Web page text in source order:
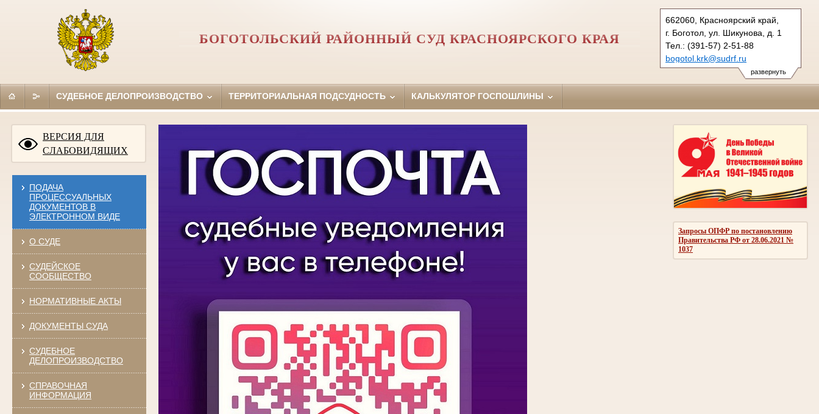
развернуть
662060, Красноярский край,
г. Боготол, ул. Шикунова, д. 1
Тел.: (391-57) 2-51-88
bogotol.krk@sudrf.ru
БОГОТОЛЬСКИЙ РАЙОННЫЙ СУД КРАСНОЯРСКОГО КРАЯ
СУДЕБНОЕ ДЕЛОПРОИЗВОДСТВО ТЕРРИТОРИАЛЬНАЯ ПОДСУДНОСТЬ КАЛЬКУЛЯТОР ГОСПОШЛИНЫ
ВЕРСИЯ ДЛЯ
СЛАБОВИДЯЩИХ
ПОДАЧА
ПРОЦЕССУАЛЬНЫХ
ДОКУМЕНТОВ В
ЭЛЕКТРОННОМ ВИДЕ
О СУДЕ
СУДЕЙСКОЕ
СООБЩЕСТВО
НОРМАТИВНЫЕ АКТЫ
ДОКУМЕНТЫ СУДА
СУДЕБНОЕ
ДЕЛОПРОИЗВОДСТВО
СПРАВОЧНАЯ
ИНФОРМАЦИЯ
Запросы ОПФР по постановлению
Правительства РФ от 28.06.2021 №
1037